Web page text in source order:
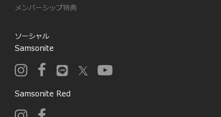
メンバーシップ特典
ソーシャル
Samsonite
Samsonite Red